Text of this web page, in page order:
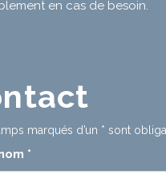
en cas de besoin.
marqués d’un * sont
*